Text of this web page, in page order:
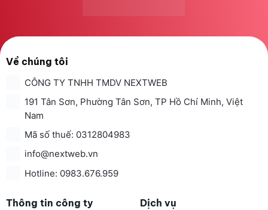
Về chúng tôi
CÔNG TY TNHH TMDV NEXTWEB
191 Tân Sơn, Phường Tân Sơn, TP Hồ Chí Minh, Việt
Nam
Mã số thuế: 0312804983
info@nextweb.vn
Hotline: 0983.676.959
Thông tin công ty Dịch vụ